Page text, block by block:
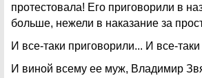
протестовала! Его приговорили в
больше, нежели в наказание за
И все-таки приговорили... И все-таки
И виной всему ее муж, Владимир